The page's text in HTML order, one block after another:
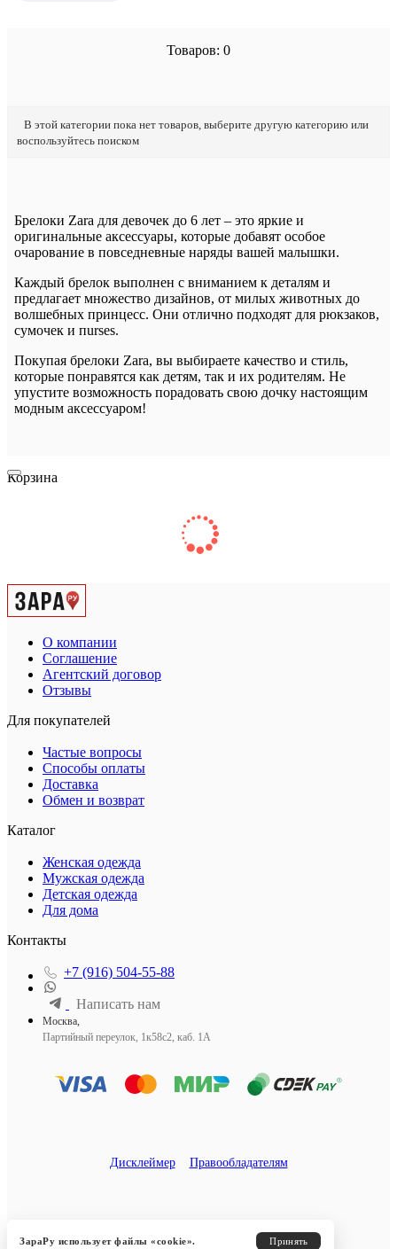
Товаров: 0
В этой категории пока нет товаров, выберите другую категорию или
воспользуйтесь поиском
Брелоки Zara для девочек до 6 лет – это яркие и
оригинальные аксессуары, которые добавят особое
очарование в повседневные наряды вашей малышки.
Каждый брелок выполнен с вниманием к деталям и
предлагает множество дизайнов, от милых животных до
волшебных принцесс. Они отлично подходят для рюкзаков,
сумочек и пurses.
Покупая брелоки Zara, вы выбираете качество и стиль,
которые понравятся как детям, так и их родителям. Не
упустите возможность порадовать свою дочку настоящим
модным аксессуаром!
Корзина
О компании
Соглашение
Агентский договор
Отзывы
Для покупателей
Частые вопросы
Способы оплаты
Доставка
Обмен и возврат
Каталог
Женская одежда
Мужская одежда
Детская одежда
Для дома
Контакты
+7 (916) 504-55-88
Написать нам
Москва,
Партийный переулок, 1к58с2, каб. 1А
Дисклеймер Правообладателям
ЗараРу использует файлы «cookie». Принять